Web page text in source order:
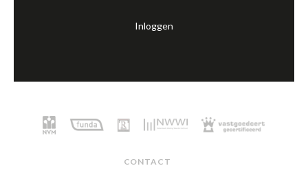
Inloggen
CONTACT